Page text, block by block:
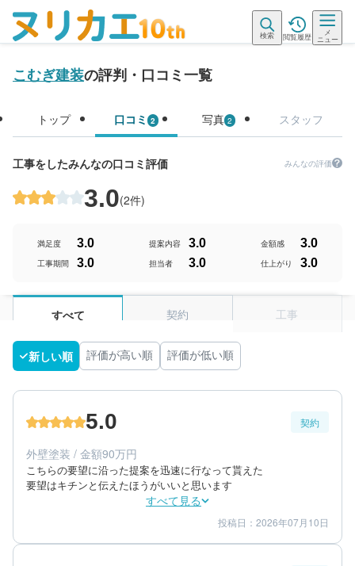
検索 閲覧履歴
メ
ニュー
こむぎ建装の評判・口コミ一覧
トップ 口コミ 2 写真 2 スタッフ
工事をしたみんなの口コミ評価 みんなの評価
3.0(2件)
満足度 3.0 提案内容 3.0 金額感 3.0
工事期間 3.0 担当者 3.0 仕上がり 3.0
すべて 契約 工事
新しい順 評価が高い順 評価が低い順
5.0 契約
外壁塗装 / 金額90万円
こちらの要望に沿った提案を迅速に行なって貰えた
要望はキチンと伝えたほうがいいと思います
すべて見る
金額感 5
担当者 5
投稿日：2026年07月10日